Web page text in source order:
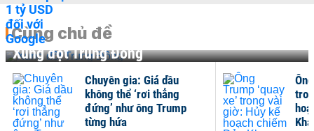
Cùng chủ đề
Xung đột Trung Đông
Chuyên gia: Giá dầu
không thể ‘rơi thẳng
đứng’ như ông Trump
từng hứa